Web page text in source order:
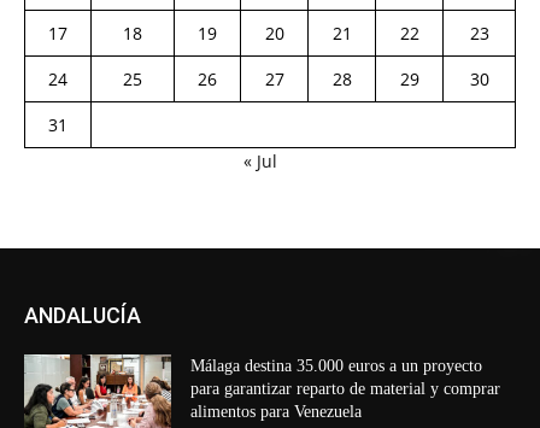
17
18 19 20 21 22
23
24
25 26 27 28 29
30
31
« Jul
ANDALUCÍA
Málaga destina 35.000 euros a un proyecto
para garantizar reparto de material y comprar
alimentos para Venezuela